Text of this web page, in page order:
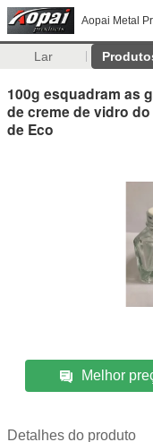
Aopai Metal
Lar
100g esquadram as
de creme de vidro
de Eco
Melhor
Detalhes do produto